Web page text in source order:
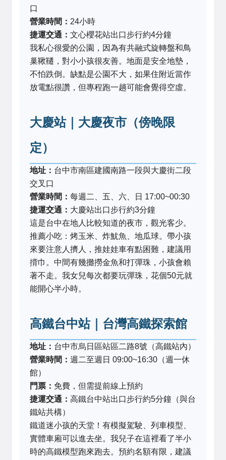
口
營業時間： 24小時
捷運交通： 文心櫻花站出口步行約4分鐘
我私心很愛的公園，因為有共融式旋轉盤和鳥
巢鞦韆，對小小孩很友善。地面是安全地墊，
不怕跌倒。缺點是公園不大，如果住附近當作
放電點很讚，但專程跑一趟可能會覺得空虛。
大慶站｜大慶夜市（傍晚限
定）
地址： 台中市南區建國南路一段與大慶街二段
交叉口
營業時間： 每週二、五、六、日 17:00~00:30
捷運交通： 大慶站出口步行約3分鐘
這是台中在地人比較知道的夜市，觀光客少。
推薦小吃：烤玉米、炸魷魚、地瓜球。帶小孩
來要注意人擠人，推娃娃車有點困難，建議用
揹巾。中間有幾攤撈金魚和打彈珠，小孩會賴
著不走。我女兒每次都要玩彈珠，花個50元就
能開心半小時。
高鐵台中站｜台灣高鐵探索館
地址： 台中市烏日區站區二路8號（高鐵站內）
營業時間： 週二至週日 09:00~16:30（週一休
館）
門票： 免費，但需提前線上預約
捷運交通： 高鐵台中站出口步行約5分鐘（與台
鐵站共構）
鐵道迷小孩的天堂！有模擬駕駛、列車模型、
實體車廂可以進去坐。我兒子在這裡看了半小
時的高鐵模型跑來跑去。預約名額有限，建議